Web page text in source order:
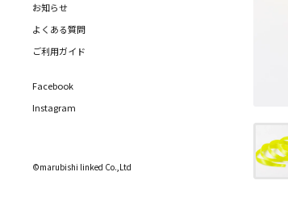
お知らせ
よくある質問
ご利用ガイド
Facebook
Instagram
©marubishi linked Co.,Ltd